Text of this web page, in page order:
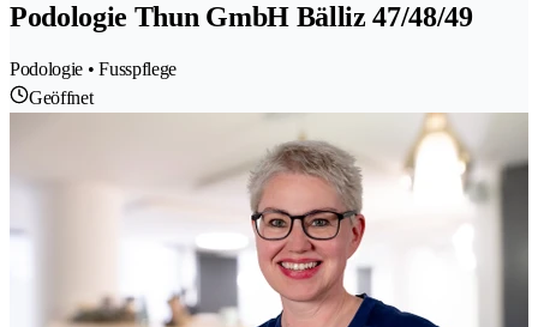
Podologie Thun GmbH Bälliz 47/48/49
Podologie • Fusspflege
Geöffnet